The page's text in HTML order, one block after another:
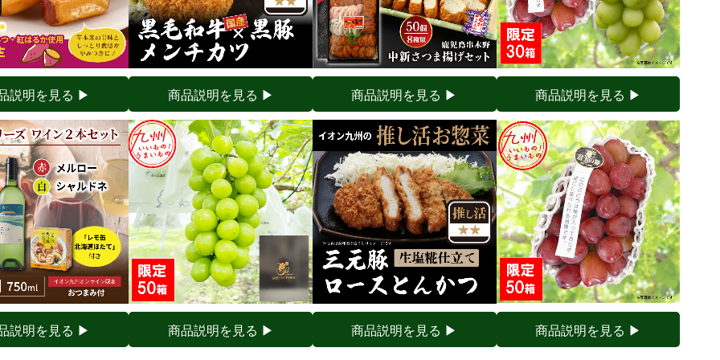
説明を見る ▶︎ 商品説明を見る ▶︎ 商品説明を見る ▶︎ 商品説明を見る ▶︎
説明を見る ▶︎ 商品説明を見る ▶︎ 商品説明を見る ▶︎ 商品説明を見る ▶︎